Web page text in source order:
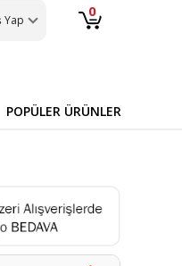
Yap 0
POPÜLER ÜRÜNLER